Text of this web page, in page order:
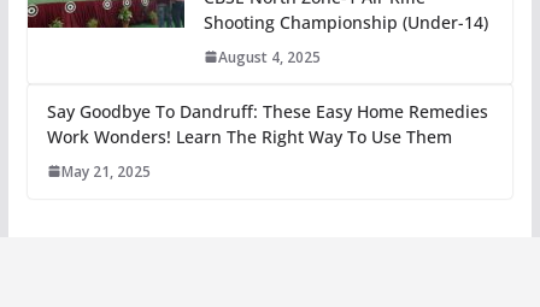
Shooting Championship (Under-14)
August 4, 2025
Say Goodbye To Dandruff: These Easy Home Remedies
Work Wonders! Learn The Right Way To Use Them
May 21, 2025